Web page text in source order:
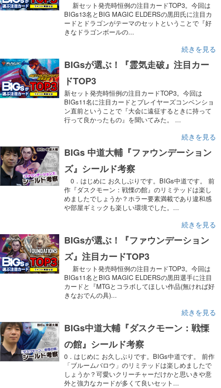
新セット発売時恒例の注目カードTOP3。今回は
BIGs13名とBIG MAGIC ELDERSの黒田氏に注目カ
ードとドラゴンがテーマのセットということで『好
きなドラゴンボールの...
続きを見る
BIGsが選ぶ！『霊気走破』注目カー
ドTOP3
新セット発売時恒例の注目カードTOP3。今回は
BIGs11名に注目カードとプレイヤーズコンベンショ
ン直前ということで『大会に遠征するときに持って
行って良かったもの』を聞いてみた。 ...
続きを見る
BIGs 中道大輔『ファウンデーション
ズ』シールド考察
0．はじめに お久しぶりです。BIGs中道です。 前
作『ダスクモーン：戦慄の館』のリミテッドは楽し
めましたでしょうか？ホラー要素満載であり違和感
や部屋ギミックも楽しい環境でした。...
続きを見る
BIGsが選ぶ！『ファウンデーション
ズ』注目カードTOP3
新セット発売時恒例の注目カードTOP3。今回は
BIGs11名とBIG MAGIC ELDERSの黒田選手に注目
カードと『MTGとコラボしてほしい作品(無ければ好
きなおでんの具)...
続きを見る
BIGs中道大輔『ダスクモーン：戦慄
の館』シールド考察
0．はじめに お久しぶりです。BIGs中道です。 前作
「ブルームバロウ」のリミテッドは楽しめましたで
しょうか？可愛いクリーチャーだけかと思いきや意
外と強力なカードが多くて良いセット...